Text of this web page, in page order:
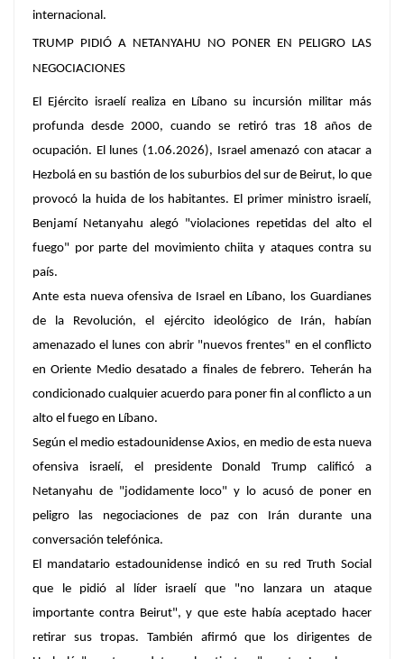
internacional.
TRUMP PIDIÓ A NETANYAHU NO PONER EN PELIGRO LAS
NEGOCIACIONES
El Ejército israelí realiza en Líbano su incursión militar más
profunda desde 2000, cuando se retiró tras 18 años de
ocupación. El lunes (1.06.2026), Israel amenazó con atacar a
Hezbolá en su bastión de los suburbios del sur de Beirut, lo que
provocó la huida de los habitantes. El primer ministro israelí,
Benjamí Netanyahu alegó "violaciones repetidas del alto el
fuego" por parte del movimiento chiita y ataques contra su
país.
Ante esta nueva ofensiva de Israel en Líbano, los Guardianes
de la Revolución, el ejército ideológico de Irán, habían
amenazado el lunes con abrir "nuevos frentes" en el conflicto
en Oriente Medio desatado a finales de febrero. Teherán ha
condicionado cualquier acuerdo para poner fin al conflicto a un
alto el fuego en Líbano.
Según el medio estadounidenseAxios, en medio de esta nueva
ofensiva israelí, el presidente Donald Trump calificó a
Netanyahu de "jodidamente loco" y lo acusó de poner en
peligro las negociaciones de paz con Irán durante una
conversación telefónica.
El mandatario estadounidense indicó en su red Truth Social
que le pidió al líder israelí que "no lanzara un ataque
importante contra Beirut", y que este había aceptado hacer
retirar sus tropas. También afirmó que los dirigentes de